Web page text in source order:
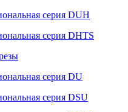
серия DUH
серия DHTS
серия DU
серия DSU